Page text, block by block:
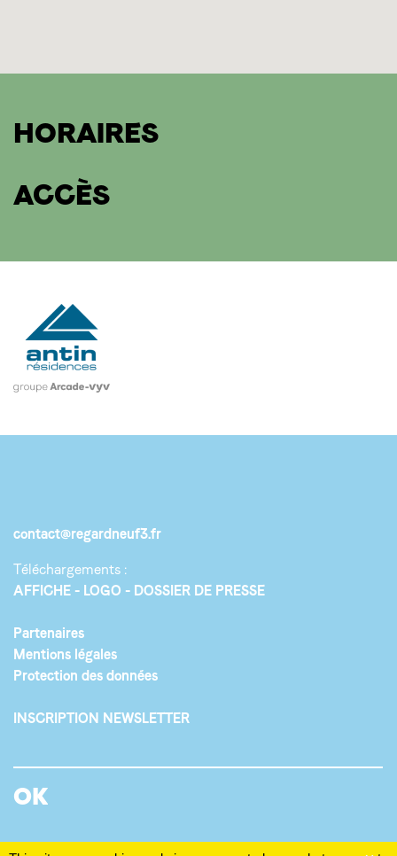
HORAIRES
ACCÈS
contact@regardneuf3.fr
Téléchargements :
AFFICHE
LOGO DOSSIER DE PRESSE
Partenaires
Mentions légales
Protection des données
INSCRIPTION NEWSLETTER